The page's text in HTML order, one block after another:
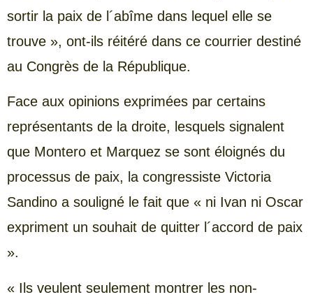
sortir la paix de l´abîme dans lequel elle se
trouve », ont-ils réitéré dans ce courrier destiné
au Congrès de la République.
Face aux opinions exprimées par certains
représentants de la droite, lesquels signalent
que Montero et Marquez se sont éloignés du
processus de paix, la congressiste Victoria
Sandino a souligné le fait que « ni Ivan ni Oscar
expriment un souhait de quitter l´accord de paix
».
« Ils veulent seulement montrer les non-